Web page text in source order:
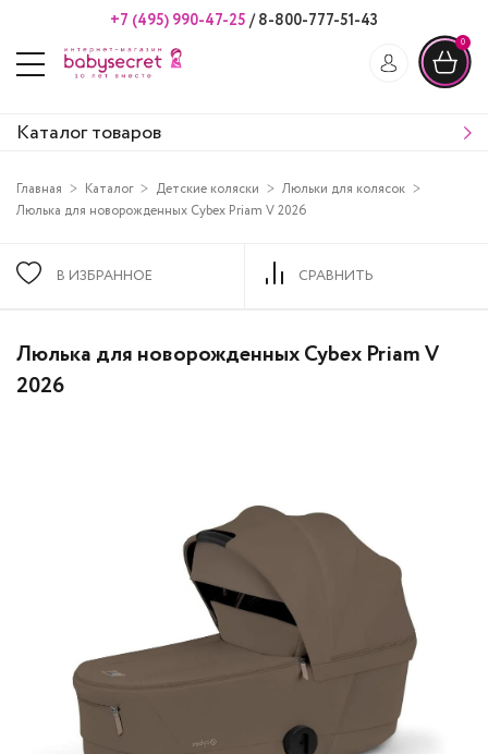
+7 (495) 990-47-25 /8-800-777-51-43
0
Каталог товаров
Главная Каталог Детские коляски
Люльки для колясок
Люлька для новорожденных Cybex Priam V 2026
В ИЗБРАННОЕ СРАВНИТЬ
Люлька для новорожденных Cybex Priam V
2026